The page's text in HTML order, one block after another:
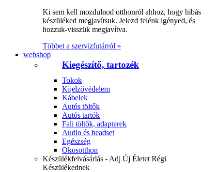
Ki sem kell mozdulnod otthonról ahhoz, hogy hibás
készüléked megjavítsuk. Jelezd felénk igényed, és
hozzuk-visszük megjavítva.
Többet a szervizfutárról »
webshop
Kiegészítő, tartozék
Tokok
Kijelzővédelem
Kábelek
Autós töltők
Autós tartók
Fali töltők, adapterek
Audio és headset
Egészség
Okosotthon
Készülékfelvásárlás - Adj Új Életet Régi
Készülékednek